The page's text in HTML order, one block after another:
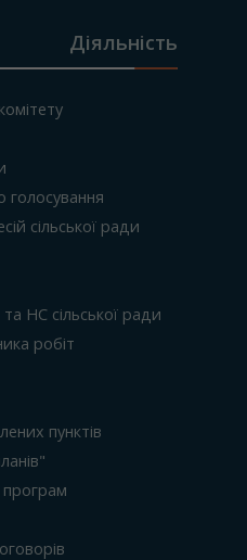
Діяльність
голосування
сільської ради
НС сільської ради
робіт
пунктів